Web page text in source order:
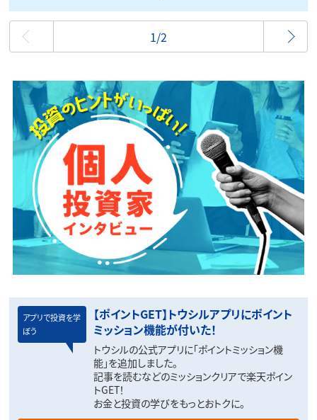
最初
1/2
アプリで投資を学
ぼう
【ポイントGET】トウシルアプリにポイント
ミッション機能が付いた！
トウシルの公式アプリに「ポイントミッション機
能」を追加しました。
記事を読むなどのミッションクリアで楽天ポイン
トGET！
お金と投資の学びをもっとおトクに。